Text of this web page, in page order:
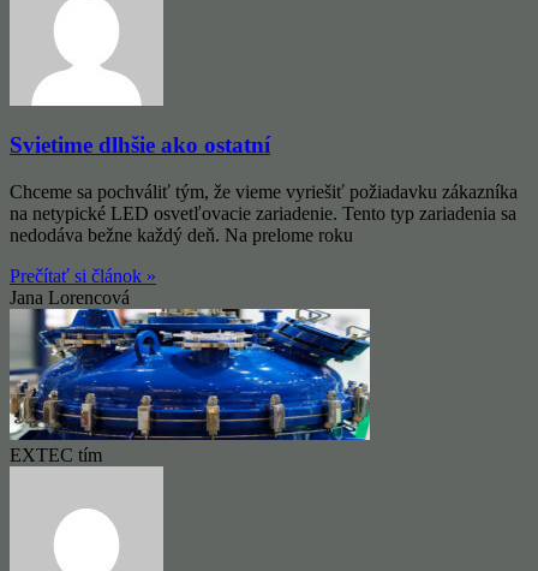
Svietime dlhšie ako ostatní
Chceme sa pochváliť tým, že vieme vyriešiť požiadavku zákazníka
na netypické LED osvetľovacie zariadenie. Tento typ zariadenia sa
nedodáva bežne každý deň. Na prelome roku
Prečítať si článok »
Jana Lorencová
EXTEC tím